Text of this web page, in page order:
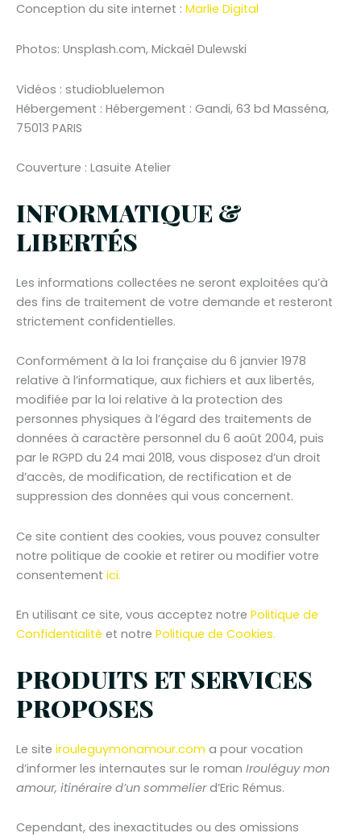
Conception du site internet : Marlie Digital
Photos: Unsplash.com, Mickaël Dulewski
Vidéos : studiobluelemon
Hébergement : Hébergement : Gandi, 63 bd Masséna,
75013 PARIS
Couverture : Lasuite Atelier
INFORMATIQUE &
LIBERTÉS
Les informations collectées ne seront exploitées qu’à
des fins de traitement de votre demande et resteront
strictement confidentielles.
Conformément à la loi française du 6 janvier 1978
relative à l’informatique, aux fichiers et aux libertés,
modifiée par la loi relative à la protection des
personnes physiques à l’égard des traitements de
données à caractère personnel du 6 août 2004, puis
par le RGPD du 24 mai 2018, vous disposez d’un droit
d’accès, de modification, de rectification et de
suppression des données qui vous concernent.
Ce site contient des cookies, vous pouvez consulter
notre politique de cookie et retirer ou modifier votre
consentement ici.
En utilisant ce site, vous acceptez notre Politique de
Confidentialité et notre Politique de Cookies.
PRODUITS ET SERVICES
PROPOSES
Le site irouleguymonamour.com a pour vocation
d’informer les internautes sur le roman Irouléguy mon
amour, itinéraire d’un sommelierd’Eric Rémus.
Cependant, des inexactitudes ou des omissions